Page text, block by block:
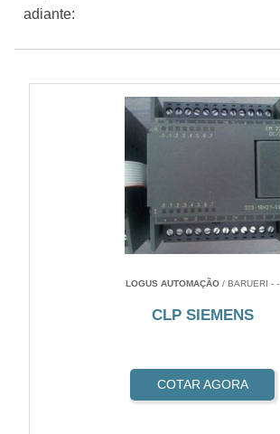
adiante:
LOGUS AUTOMAÇÃO / BARUERI - -
CLP SIEMENS
COTAR AGORA